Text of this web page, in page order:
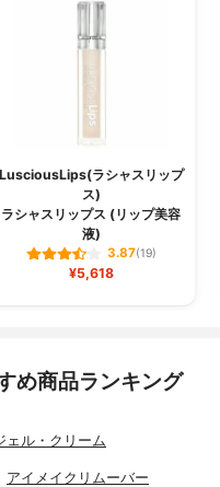
LusciousLips(ラシャスリップ
ス)
ラシャスリップス (リップ美容
液)
3.87(19)
¥5,618
め商品ランキング
ェル・クリーム
アイメイクリムーバー